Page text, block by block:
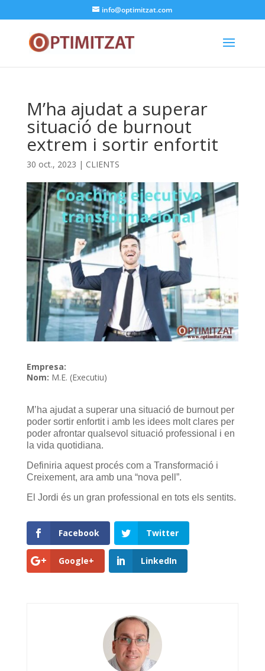
info@optimitzat.com
M’ha ajudat a superar
situació de burnout
extrem i sortir enfortit
30 oct., 2023 | CLIENTS
Empresa:
Nom: M.E. (Executiu)
M’ha ajudat a superar una situació de burnout per
poder sortir enfortit i amb les idees molt clares per
poder afrontar qualsevol situació professional i en
la vida quotidiana.
Definiria aquest procés com a Transformació i
Creixement, ara amb una “nova pell”.
El Jordi és un gran professional en tots els sentits.
Facebook Twitter
Google+ LinkedIn